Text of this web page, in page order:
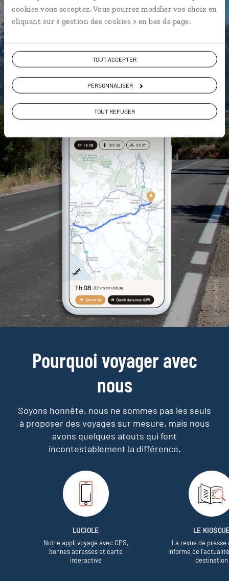
cookies vous acceptez. Vous pourrez modifier vos choix en
cliquant sur « gestion des cookies » en bas de page.
TOUT ACCEPTER
PERSONNALISER
TOUT REFUSER
L'album souvenirs à composer
vous-même
Pourquoi voyager avec
nous
Soyons honnête, nous ne sommes pas les seuls
à proposer des voyages sur mesure, mais nous
avons quelques atouts qui font
incontestablement la différence.
LUCIOLE
Notre appli voyage avec GPS,
bonnes adresses et carte
interactive
LE
La revue de presse
informe de
destination